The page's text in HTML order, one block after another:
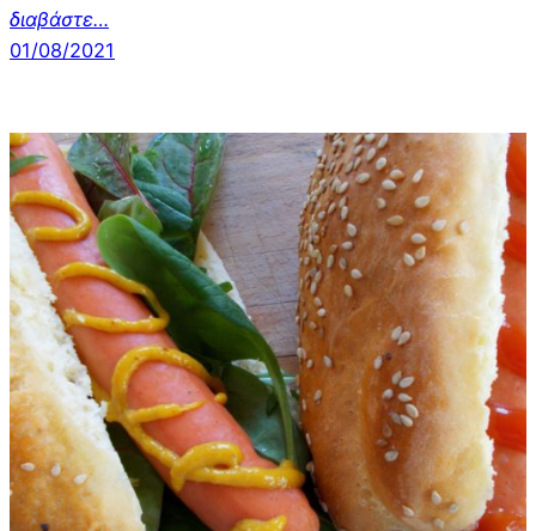
διαβάστε…
01/08/2021